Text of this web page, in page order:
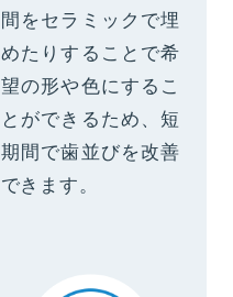
間をセラミックで埋
めたりすることで希
望の形や色にするこ
とができるため、短
期間で歯並びを改善
できます。